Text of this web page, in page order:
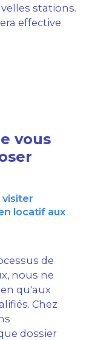
stations.
effective
vous
visiter
locatif aux
de
nous ne
qu'aux
Chez
dossier